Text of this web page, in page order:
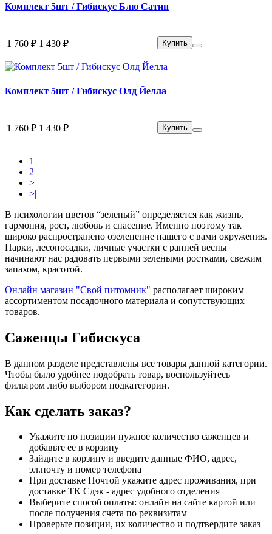
Комплект 5шт / Гибискус Блю Сатин
1 760 ₽ 1 430 ₽ Купить
Комплект 5шт / Гибискус Олд Йелла
1 760 ₽ 1 430 ₽ Купить
1
2
>
>|
В психологии цветов “зеленый” определяется как жизнь,
гармония, рост, любовь и спасение. Именно поэтому так
широко распространено озеленение нашего с вами окружения.
Парки, лесопосадки, личные участки с ранней весны
начинают нас радовать первыми зелеными ростками, свежим
запахом, красотой.
Онлайн магазин "Свой питомник" располагает широким
ассортиментом посадочного материала и сопутствующих
товаров.
Саженцы Гибискуса
В данном разделе представлены все товары данной категории.
Чтобы было удобнее подобрать товар, воспользуйтесь
фильтром либо выбором подкатегории.
Как сделать заказ?
Укажите по позиции нужное количество саженцев и
добавьте ее в корзину
Зайдите в корзину и введите данные ФИО, адрес,
эл.почту и номер телефона
При доставке Почтой укажите адрес проживания, при
доставке ТК Сдэк - адрес удобного отделения
Выберите способ оплаты: онлайн на сайте картой или
после получения счета по реквизитам
Проверьте позиции, их количество и подтвердите заказ